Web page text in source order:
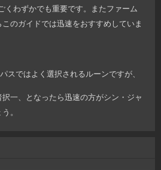
くわずかでも重要です。またファーム
のガイドでは迅速をおすすめしていま
スではよく選択されるルーンですが、
一、となったら迅速の方がシン・ジャ
。